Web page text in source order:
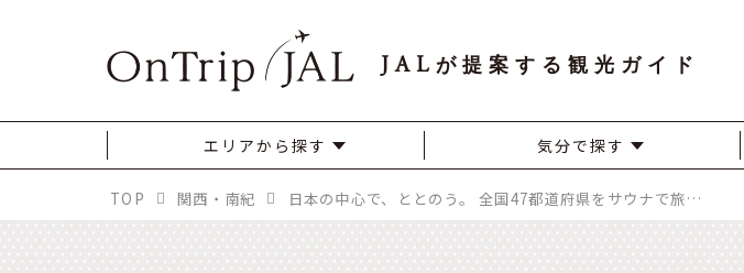
JAL が提案する観光ガイド
エリアから探す 気分で探す
TOP 関西・南紀 日本の中心で、ととのう。 全国47都道府県をサウナで旅する3日間。 「サ旅万博2025」が兵庫・淡路島で開催決定！